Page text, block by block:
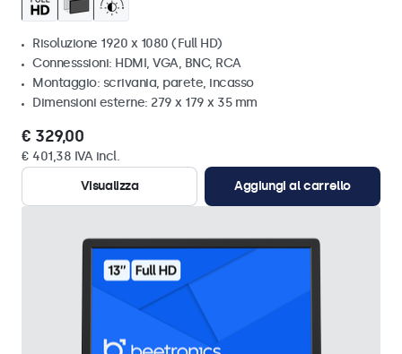
Risoluzione 1920 x 1080 (Full HD)
Connesssioni: HDMI, VGA, BNC, RCA
Montaggio: scrivania, parete, incasso
Dimensioni esterne: 279 x 179 x 35 mm
€ 329,00
€ 401,38 IVA incl.
Visualizza
Aggiungi al carrello